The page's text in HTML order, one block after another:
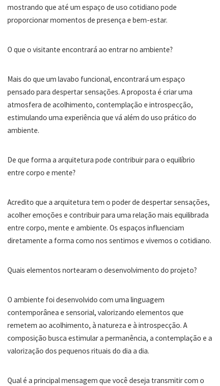
mostrando que até um espaço de uso cotidiano pode
proporcionar momentos de presença e bem-estar.
O que o visitante encontrará ao entrar no ambiente?
Mais do que um lavabo funcional, encontrará um espaço
pensado para despertar sensações. A proposta é criar uma
atmosfera de acolhimento, contemplação e introspecção,
estimulando uma experiência que vá além do uso prático do
ambiente.
De que forma a arquitetura pode contribuir para o equilíbrio
entre corpo e mente?
Acredito que a arquitetura tem o poder de despertar sensações,
acolher emoções e contribuir para uma relação mais equilibrada
entre corpo, mente e ambiente. Os espaços influenciam
diretamente a forma como nos sentimos e vivemos o cotidiano.
Quais elementos nortearam o desenvolvimento do projeto?
O ambiente foi desenvolvido com uma linguagem
contemporânea e sensorial, valorizando elementos que
remetem ao acolhimento, à natureza e à introspecção. A
composição busca estimular a permanência, a contemplação e a
valorização dos pequenos rituais do dia a dia.
Qual é a principal mensagem que você deseja transmitir com o